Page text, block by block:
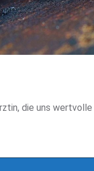
die uns